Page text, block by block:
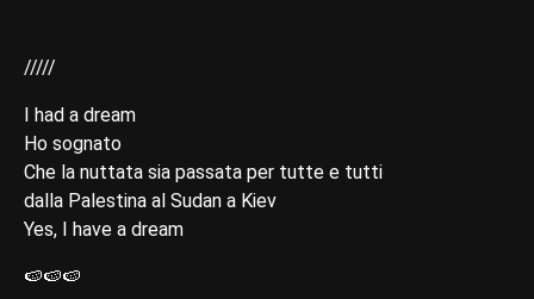
/////
I had a dream
Ho sognato
Che la nuttata sia passata per tutte e tutti
dalla Palestina al Sudan a Kiev
Yes, I have a dream
🍉🍉🍉